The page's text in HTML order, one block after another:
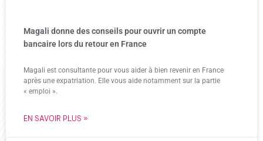
Magali donne des conseils pour ouvrir un compte
bancaire lors du retour en France
Magali est consultante pour vous aider à bien revenir en France
après une expatriation. Elle vous aide notamment sur la partie
« emploi ».
EN SAVOIR PLUS »